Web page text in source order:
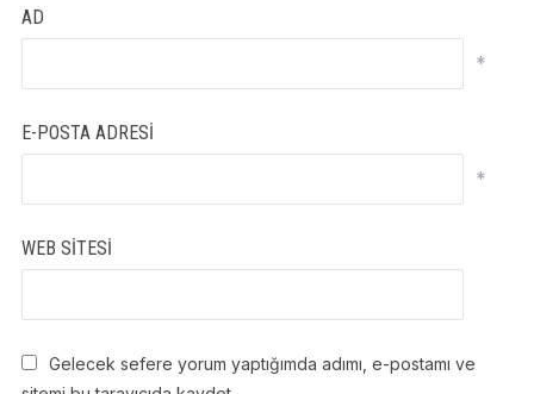
AD
*
E-POSTA ADRESI
*
WEB SITESI
Gelecek sefere yorum yaptığımda adımı, e-postamı ve